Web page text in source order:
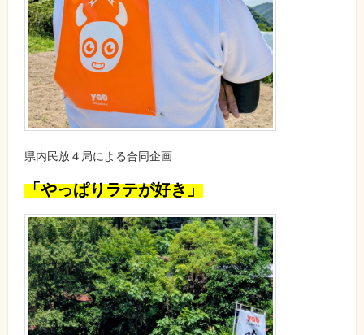
県内民放４局による合同企画
「やっぱりラテが好き」